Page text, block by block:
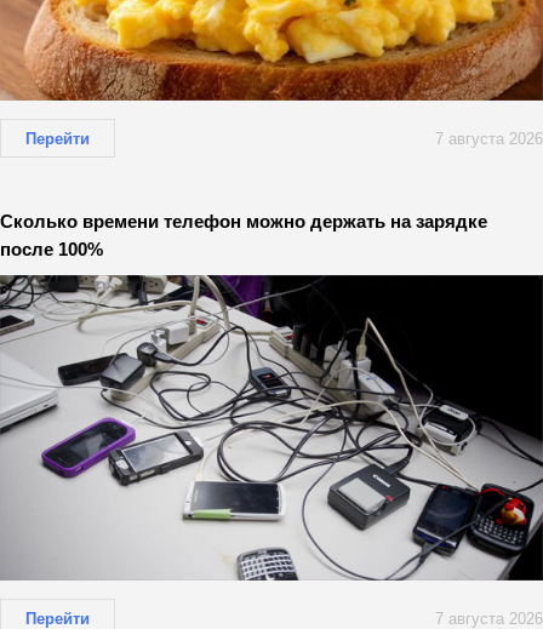
Перейти 7 августа 2026
Сколько времени телефон можно держать на зарядке
после 100%
Перейти 7 августа 2026